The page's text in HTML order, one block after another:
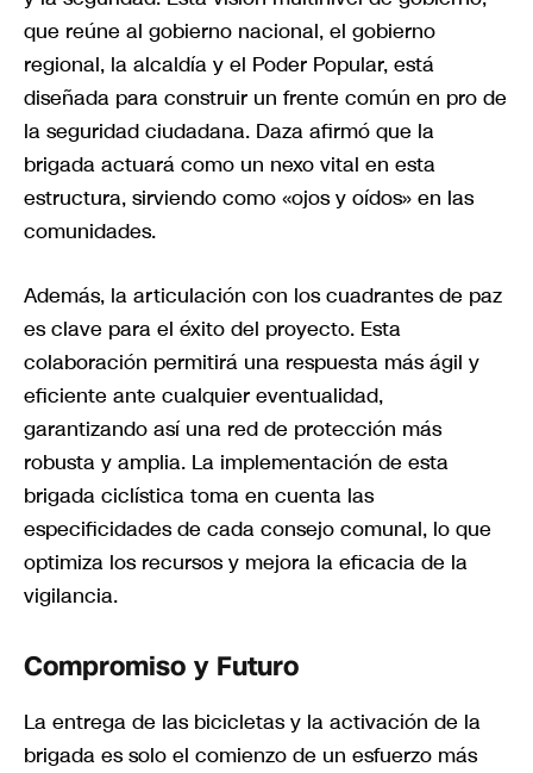
que reúne al gobierno nacional, el gobierno
regional, la alcaldía y el Poder Popular, está
diseñada para construir un frente común en pro de
la seguridad ciudadana. Daza afirmó que la
brigada actuará como un nexo vital en esta
estructura, sirviendo como «ojos y oídos» en las
comunidades.
Además, la articulación con los cuadrantes de paz
es clave para el éxito del proyecto. Esta
colaboración permitirá una respuesta más ágil y
eficiente ante cualquier eventualidad,
garantizando así una red de protección más
robusta y amplia. La implementación de esta
brigada ciclística toma en cuenta las
especificidades de cada consejo comunal, lo que
optimiza los recursos y mejora la eficacia de la
vigilancia.
Compromiso y Futuro
La entrega de las bicicletas y la activación de la
brigada es solo el comienzo de un esfuerzo más